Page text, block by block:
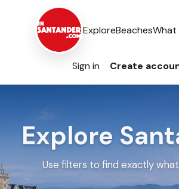
ExploreBeaches
Sign in Create
Explore
Use filters to find exactly